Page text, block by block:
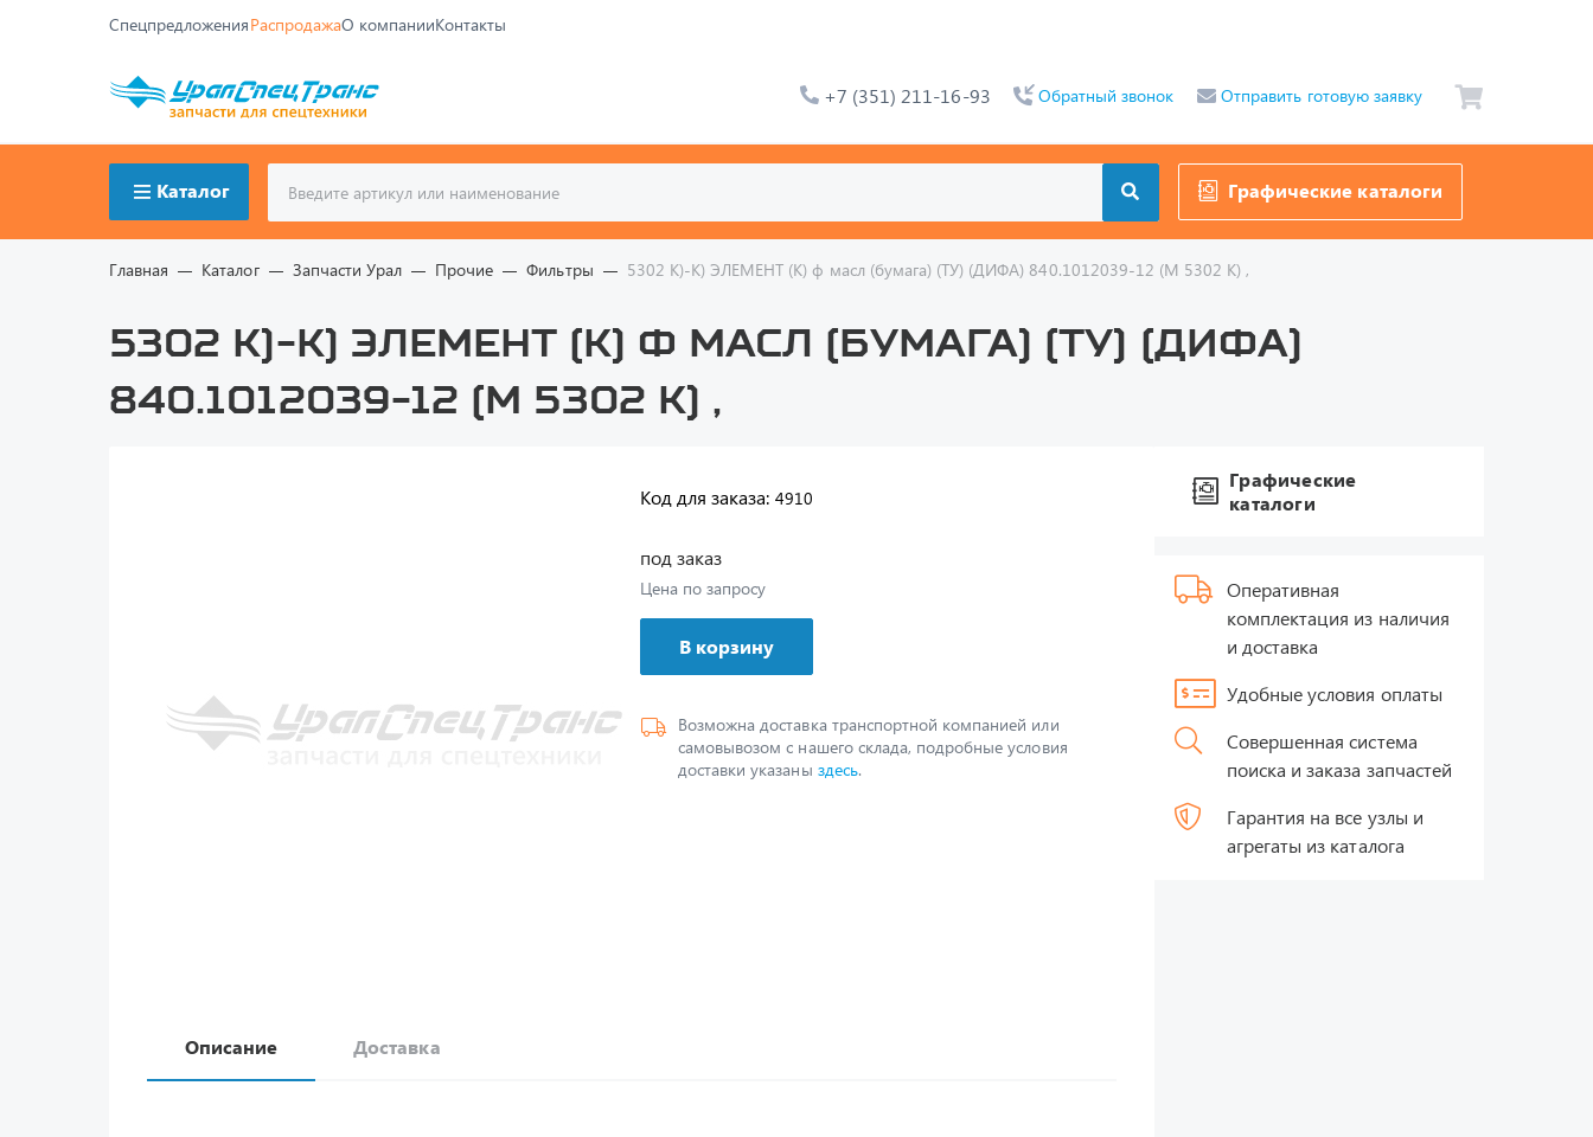
СпецпредложенияРаспродажаО компанииКонтакты
+7 (351) 211-16-93 Обратный звонок Отправить готовую заявку
Каталог Графические каталоги
Главная Каталог Запчасти Урал Прочие Фильтры 5302 К)-К) ЭЛЕМЕНТ (К) ф масл (бумага) (ТУ) (ДИФА) 840.1012039-12 (М 5302 К) ,
5302 К)-К) ЭЛЕМЕНТ (К) ф масл (бумага) (ТУ) (ДИФА)
840.1012039-12 (М 5302 К) ,
Код для заказа: 4910
под заказ
Цена по запросу
В корзину
Возможна доставка транспортной компанией или
самовывозом с нашего склада, подробные условия
доставки указаны здесь.
Описание Доставка
Графические
каталоги
Оперативная
комплектация из наличия
и доставка
Удобные условия оплаты
Совершенная система
поиска и заказа запчастей
Гарантия на все узлы и
агрегаты из каталога